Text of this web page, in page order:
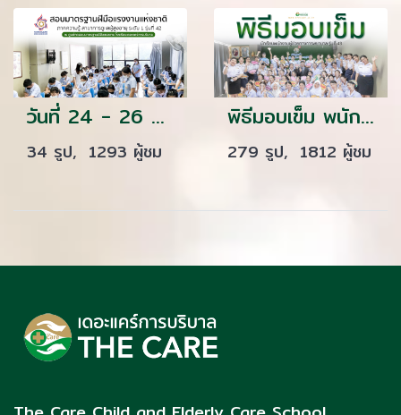
วันที่ 24 - 26 มิถุนายน 2565 นักเรียนพนักงานผู้การบริบาล รุ่น 42 สอบมาตรฐานฝีมือแรงงานแห่งชาติ ภาคความสามารถ สาขาการดูแลผู้สูงอายุ ระดับที่ 1 ณ ศูนย์ทดสอบมาตรฐานฝีมือแรงงาน โรงเรียนเดอะแคร์การบริบาล
34 รูป, 1293 ผู้ชม
พิธีมอบเข็ม พนักงานผู้ช่วยทางการพยาบาลรุ่นที่ 43 ณ โรงเรียนเดอะแคร์การบริบาล
279 รูป, 1812 ผู้ชม